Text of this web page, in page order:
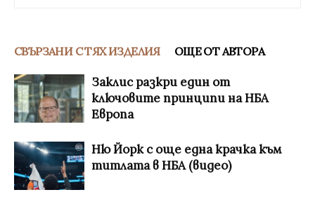
СВЪРЗАНИ С ТЯХ ИЗДЕЛИЯ ОЩЕ ОТ АВТОРА
Заклис разкри един от
ключовите принципи на НБА
Европа
Ню Йорк с още една крачка към
титлата в НБА (видео)